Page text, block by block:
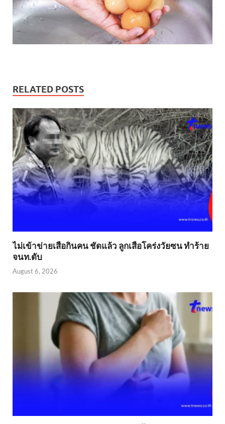
RELATED POSTS
ไม่เข้าข่าย​เสือกินคน ชัดแล้ว ลูกเสือโคร่งวัยซน ทำร้าย
จนท.ดับ
August 6, 2026